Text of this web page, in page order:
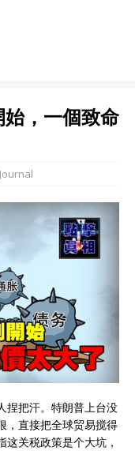
，一個致命
捏把汗。特朗普上台没
，直接把全球贸易搅得
关税政策是个大坑，